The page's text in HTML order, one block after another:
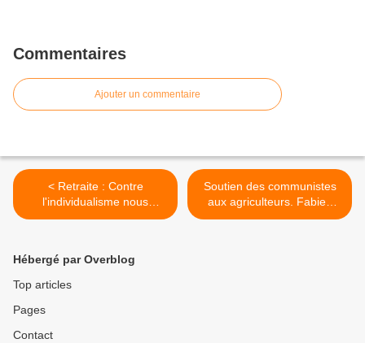
Commentaires
Ajouter un commentaire
< Retraite : Contre
l'individualisme nous
choisissons la solidarité !
Soutien des communistes
aux agriculteurs. Fabien
Roussel >
Hébergé par Overblog
Top articles
Pages
Contact